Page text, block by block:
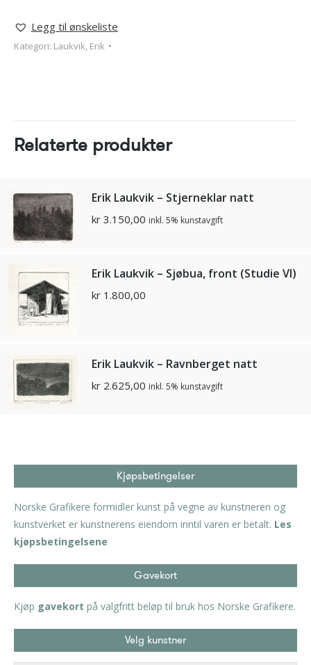
Legg til ønskeliste
Kategori: Laukvik, Erik
Relaterte produkter
Erik Laukvik – Stjerneklar natt
kr 3.150,00 inkl. 5% kunstavgift
Erik Laukvik – Sjøbua, front (Studie VI)
kr 1.800,00
Erik Laukvik – Ravnberget natt
kr 2.625,00 inkl. 5% kunstavgift
Kjøpsbetingelser
Norske Grafikere formidler kunst på vegne av kunstneren og
kunstverket er kunstnerens eiendom inntil varen er betalt. Les
kjøpsbetingelsene
Gavekort
Kjøp gavekort på valgfritt beløp til bruk hos Norske Grafikere.
Velg kunstner